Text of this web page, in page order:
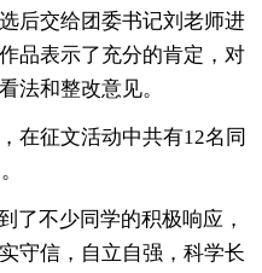
后交给团委书记刘老师进
品表示了充分的肯定，对
法和整改意见。
在征文活动中共有12名同
了不少同学的积极响应，
守信，自立自强，科学长